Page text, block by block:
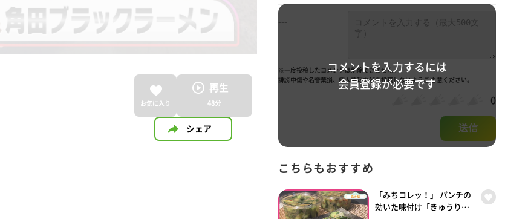
お気に入り
再生
48分
シェア
コメントを入力するには
会員登録が必要です
---
※一度投稿したコメントは削除できません。
誹謗中傷や名誉棄損、個人情報などを投稿しないようご注 意ください。
0
送信
こちらもおすすめ
「みちコレッ！」 パンチの
効いた味付け「きゅうりの